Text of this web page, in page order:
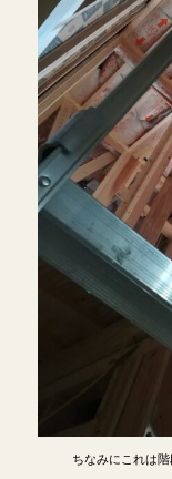
ちなみにこれは